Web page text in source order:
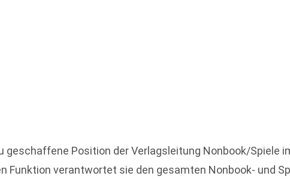
geschaffene Position der Verlagsleitung Nonbook/Spiele
Funktion verantwortet sie den gesamten Nonbook- und